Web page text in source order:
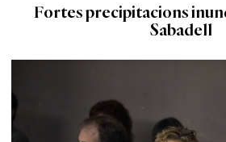
Fortes precipitacions
Sabadell